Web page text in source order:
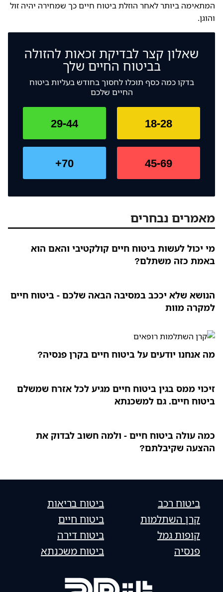
המתאימה ביותר לאחר הוזלת ביטוח חיים כך שמחירה יהיה זול
והוגן.
שאלון קצר לבדיקת זכאות להזולה
בביטוח החיים שלך
בדקו כמה כסף תוכלו לחסוך בחודש בעליות ביטוח
החיים שלכם
18-28
29-44
45-69
70+
מאמרים נבחרים
מי יכול לעשות ביטוח חיים קולקטיבי והאם הוא
באמת כזה משתלם?
הנושא שלא יככב במסיבה הבאה שלכם - ביטוח חיים
למקרה מוות
מה אנחנו יודעים על ביטוח חיים בקרן פנסיה?
זיכוי ממס בגין ביטוח חיים מגיע לכל אזרח שמשלם
ביטוח חיים. גם למשכנתא
כמה עולה ביטוח חיים - ולמה חשוב לבדוק את
ההצעה שקיבלתם?
ביטוח רכב
קרן השתלמות
קופות גמל
פנסיה
ביטוח בריאות
ביטוח חיים
ביטוח דירה
ביטוח משכנתא